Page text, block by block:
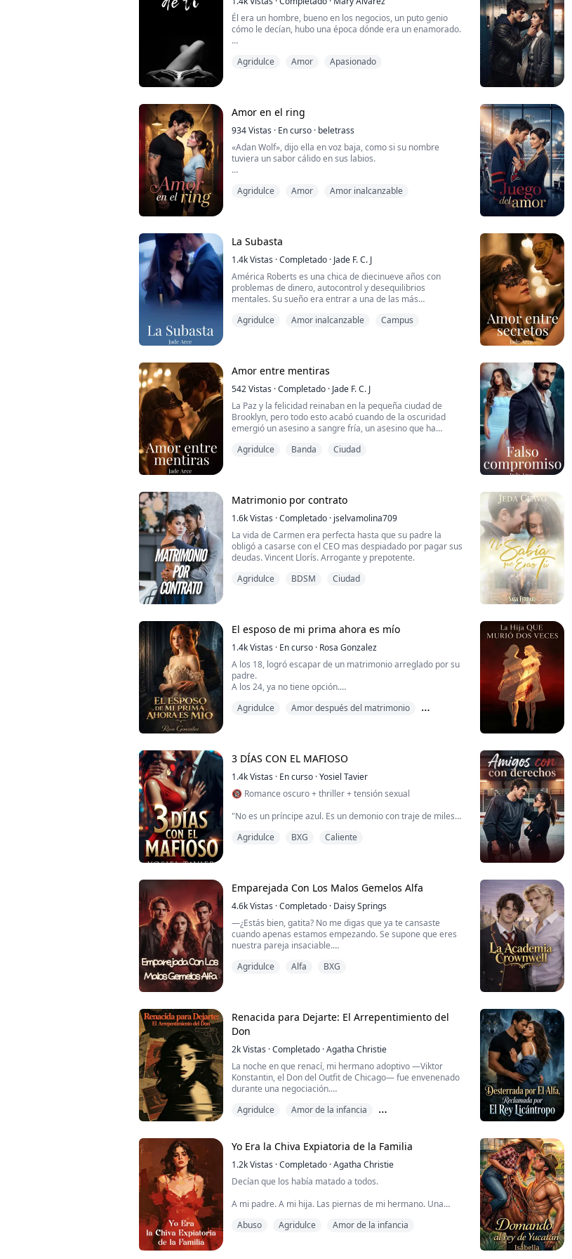
Y Mia ya no es la chica que él dejó atrás. ...
Él era un hombre, bueno en los negocios, un puto genio
cómo le decían, hubo una época dónde era un enamorado.
pesar de todo ocultaba todo ese ser maravilloso que era
su rost...
Agridulce Amor Apasionado
Amor en el ring
934Vistas · En curso · beletrass
«Adan Wolf», dijo ella en voz baja, como si su nombre
tuviera un sabor cálido en sus labios.
y algo se quebró. Una grieta en el concreto.
«¿Así cómo?»
«Como si no te diera miedo».
⚡︎
Celeste ha sido derribada toda su vida. La han acosado,
humillado y tratado como un saco de boxeo. Entonces lo
conoce a él.
Agridulce Amor Amor inalcanzable
La Subasta
1.4kVistas ·Completado · Jade F. C. J
América Roberts es una chica de diecinueve años con
problemas de dinero, autocontrol y desequilibrios
mentales. Su sueño era entrar a una de las más
piensa que su futuro será otro. Sin embargo hay subastas
Agridulce Amor inalcanzable Campus
Amor entre mentiras
542Vistas ·Completado · Jade F. C. J
La Paz y la felicidad reinaban en la pequeña ciudad de
Brooklyn, pero todo esto acabó cuando de la oscuridad
emergió un asesino a sangre fría, un asesino que ha
Omar, es un joven recién graduado de Criminalista,
Agridulce Banda Ciudad
Matrimonio por contrato
1.6kVistas ·Completado · jselvamolina709
La vida de Carmen era perfecta hasta que su padre la
obligó a casarse con el CEO mas despiadado por pagar sus
deudas. Vincent Llorís. Arrogante y prepotente.
Agridulce
BDSM Ciudad
El esposo de mi prima ahora es mío
1.4kVistas · En curso · Rosa Gonzalez
A los 18, logró escapar de un matrimonio arreglado por su
padre.
A los 24, ya no tiene opción.
un hombre que casi no conoce, no ama y para mayor
Agridulce
Amor después del matrimonio
3 DÍAS CON EL MAFIOSO
1.4kVistas · En curso ·Yosiel Tavier
🔞 Romance oscuro + thriller + tensión sexual
"No es un príncipe azul. Es un demonio con traje de miles
Pero el plan se tuerce cuando descubre que el concurso
que ganaron era falso. Alguien las ha invitado a propósito.
Alguien que ll...
Agridulce BXG Caliente
Emparejada Con Los Malos Gemelos Alfa
4.6kVistas ·Completado · Daisy Springs
—¿Estás bien, gatita? No me digas que ya te cansaste
cuando apenas estamos empezando. Se supone que eres
nuestra pareja insaciable.
durante la universidad y simplemente terminarla, pero eso
no puede pasar cuando, en su primer d...
Agridulce Alfa BXG
Renacida para Dejarte: El Arrepentimiento del
Don
2kVistas ·Completado ·Agatha Christie
La noche en que renací, mi hermano adoptivo —Viktor
Konstantin, el Don del Outfit de Chicago— fue envenenado
durante una negociación.
En mi vida pasada, lo amé desesperadamente. Así que,
Me entregué a él.
Ella llegó demasiado tarde. Cuando nos vio juntos, salió
corriendo. Su avió...
Agridulce
Amor de la infancia
Yo Era la Chiva Expiatoria de la Familia
1.2kVistas ·Completado ·Agatha Christie
Decían que los había matado a todos.
A mi padre. A mi hija. Las piernas de mi hermano. Una
asesina de la familia.
Abuso Agridulce Amor de la infancia